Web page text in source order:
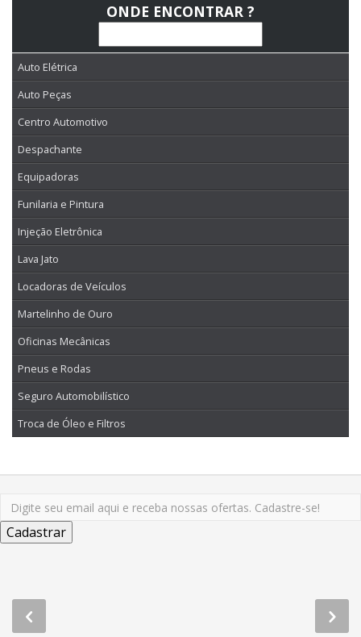
ONDE ENCONTRAR ?
Auto Elétrica
Auto Peças
Centro Automotivo
Despachante
Equipadoras
Funilaria e Pintura
Injeção Eletrônica
Lava Jato
Locadoras de Veículos
Martelinho de Ouro
Oficinas Mecânicas
Pneus e Rodas
Seguro Automobilístico
Troca de Óleo e Filtros